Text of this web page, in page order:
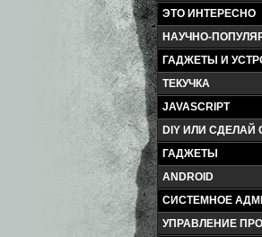
ЭТО ИНТЕРЕСНО
НАУЧНО-
ГАДЖЕТЫ И
ТЕКУЧКА
JAVASCRIPT
DIY ИЛИ СДЕЛАЙ
ГАДЖЕТЫ
ANDROID
СИСТЕМНОЕ
УПРАВЛЕНИЕ